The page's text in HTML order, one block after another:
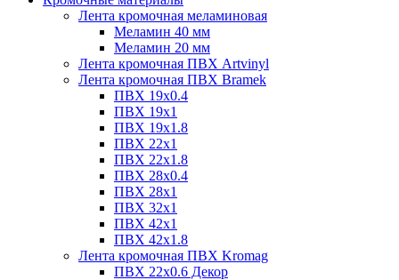
Лента кромочная меламиновая
Меламин 40 мм
Меламин 20 мм
Лента кромочная ПВХ Artvinyl
Лента кромочная ПВХ Bramek
ПВХ 19x0.4
ПВХ 19х1
ПВХ 19х1.8
ПВХ 22х1
ПВХ 22х1.8
ПВХ 28х0.4
ПВХ 28х1
ПВХ 32x1
ПВХ 42х1
ПВХ 42х1.8
Лента кромочная ПВХ Kromag
ПВХ 22x0.6 Декор